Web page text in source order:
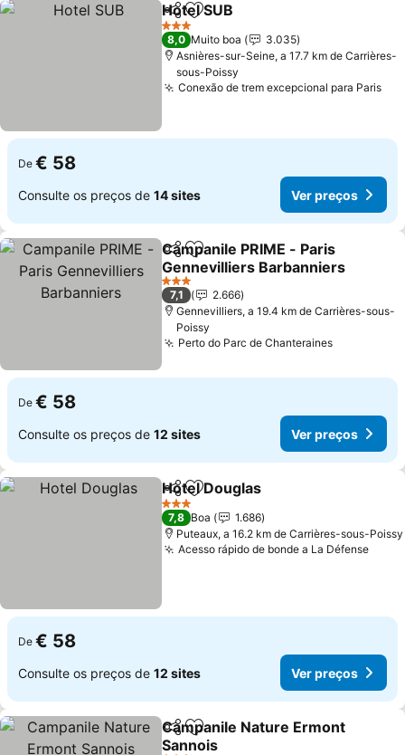
PartilharAdicionar aos favoritos
Hotel SUB
3 Estrelas
8,0 Muito boa
3.035
Asnières-sur-Seine, a 17.7 km de Carrières-
sous-Poissy
Conexão de trem excepcional para Paris
De € 58
Consulte os preços de 14 sites Ver preços
PartilharAdicionar aos favoritos
Campanile PRIME - Paris
Gennevilliers Barbanniers
3 Estrelas
7,1
2.666
Gennevilliers, a 19.4 km de Carrières-sous-
Poissy
Perto do Parc de Chanteraines
De € 58
Consulte os preços de 12 sites Ver preços
PartilharAdicionar aos favoritos
Hotel Douglas
3 Estrelas
7,8 Boa
1.686
Puteaux, a 16.2 km de Carrières-sous-Poissy
Acesso rápido de bonde a La Défense
De € 58
Consulte os preços de 12 sites Ver preços
PartilharAdicionar aos favoritos
Campanile Nature Ermont
Sannois